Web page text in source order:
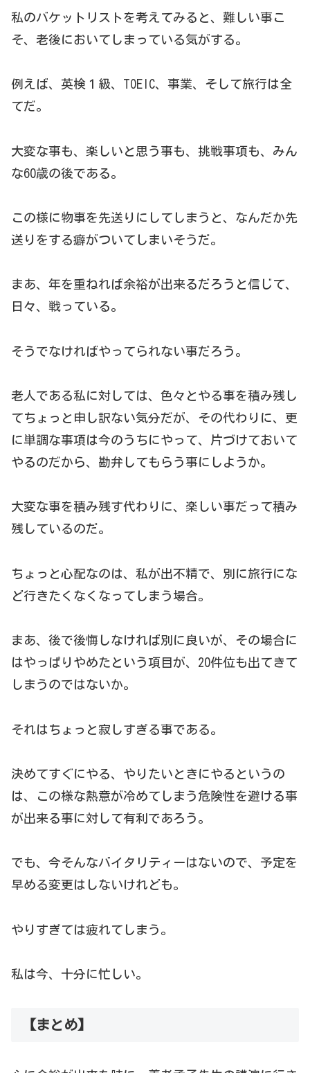
私のバケットリストを考えてみると、難しい事こ
そ、老後においてしまっている気がする。
例えば、英検１級、TOEIC、事業、そして旅行は全
てだ。
大変な事も、楽しいと思う事も、挑戦事項も、みん
な60歳の後である。
この様に物事を先送りにしてしまうと、なんだか先
送りをする癖がついてしまいそうだ。
まあ、年を重ねれば余裕が出来るだろうと信じて、
日々、戦っている。
そうでなければやってられない事だろう。
老人である私に対しては、色々とやる事を積み残し
てちょっと申し訳ない気分だが、その代わりに、更
に単調な事項は今のうちにやって、片づけておいて
やるのだから、勘弁してもらう事にしようか。
大変な事を積み残す代わりに、楽しい事だって積み
残しているのだ。
ちょっと心配なのは、私が出不精で、別に旅行にな
ど行きたくなくなってしまう場合。
まあ、後で後悔しなければ別に良いが、その場合に
はやっぱりやめたという項目が、20件位も出てきて
しまうのではないか。
それはちょっと寂しすぎる事である。
決めてすぐにやる、やりたいときにやるというの
は、この様な熱意が冷めてしまう危険性を避ける事
が出来る事に対して有利であろう。
でも、今そんなバイタリティーはないので、予定を
早める変更はしないけれども。
やりすぎては疲れてしまう。
私は今、十分に忙しい。
【まとめ】